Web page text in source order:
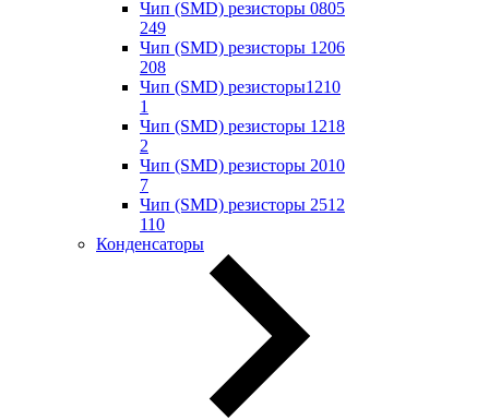
Чип (SMD) резисторы 0805
249
Чип (SMD) резисторы 1206
208
Чип (SMD) резисторы1210
1
Чип (SMD) резисторы 1218
2
Чип (SMD) резисторы 2010
7
Чип (SMD) резисторы 2512
110
Конденсаторы